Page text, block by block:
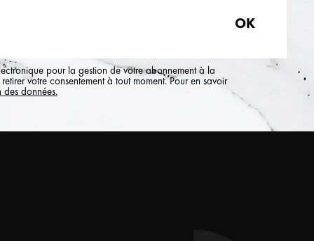
pour la gestion de votre abonnement à la
votre consentement à tout moment. Pour en savoir
données.